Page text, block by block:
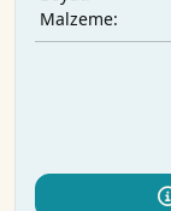
Malzeme: